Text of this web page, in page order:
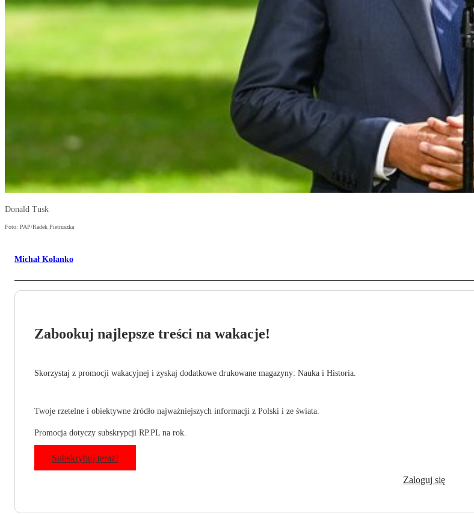
Donald Tusk
Foto: PAP/Radek Pietruszka
Michał Kolanko
Zabookuj najlepsze treści na wakacje!
Skorzystaj z promocji wakacyjnej i zyskaj dodatkowe drukowane magazyny: Nauka i Historia.
Twoje rzetelne i obiektywne źródło najważniejszych informacji z Polski i ze świata.
Promocja dotyczy subskrypcji RP.PL na rok.
Subskrybuj teraz!
Zaloguj się